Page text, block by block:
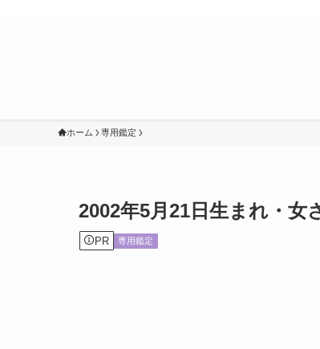
ホーム 専用鑑定
2002年5月21日生まれ・女
PR 専用鑑定